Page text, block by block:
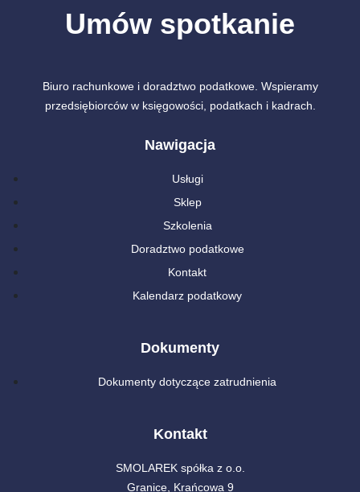
Umów spotkanie
Biuro rachunkowe i doradztwo podatkowe. Wspieramy
przedsiębiorców w księgowości, podatkach i kadrach.
Nawigacja
Usługi
Sklep
Szkolenia
Doradztwo podatkowe
Kontakt
Kalendarz podatkowy
Dokumenty
Dokumenty dotyczące zatrudnienia
Kontakt
SMOLAREK spółka z o.o.
Granice, Krańcowa 9